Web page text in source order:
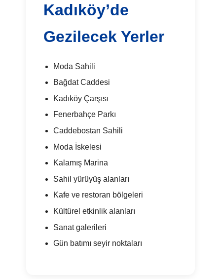
Kadıköy’de
Gezilecek Yerler
Moda Sahili
Bağdat Caddesi
Kadıköy Çarşısı
Fenerbahçe Parkı
Caddebostan Sahili
Moda İskelesi
Kalamış Marina
Sahil yürüyüş alanları
Kafe ve restoran bölgeleri
Kültürel etkinlik alanları
Sanat galerileri
Gün batımı seyir noktaları